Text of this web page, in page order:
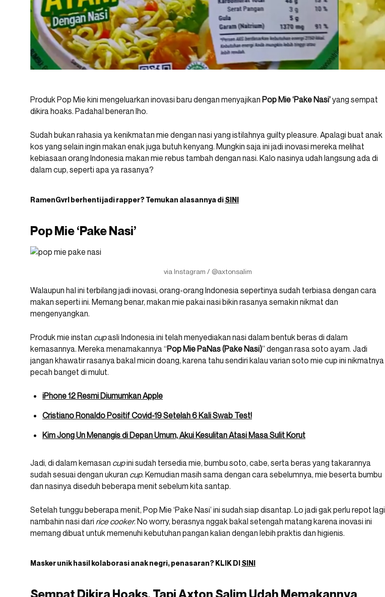
Produk Pop Mie kini mengeluarkan inovasi baru dengan menyajikan Pop Mie ‘Pake Nasi’yang sempat
dikira hoaks. Padahal beneran lho.
Sudah bukan rahasia ya kenikmatan mie dengan nasi yang istilahnya guilty pleasure. Apalagi buat anak
kos yang selain ingin makan enak juga butuh kenyang. Mungkin saja ini jadi inovasi mereka melihat
kebiasaan orang Indonesia makan mie rebus tambah dengan nasi. Kalo nasinya udah langsung ada di
dalam cup, seperti apa ya rasanya?
RamenGvrlberhenti jadi rapper? Temukan alasannya diSINI
Pop Mie ‘Pake Nasi’
via Instagram / @axtonsalim
Walaupun hal ini terbilang jadi inovasi, orang-orang Indonesia sepertinya sudah terbiasa dengan cara
makan seperti ini. Memang benar, makan mie pakai nasi bikin rasanya semakin nikmat dan
mengenyangkan.
Produk mie instan cupasli Indonesia ini telah menyediakan nasi dalam bentuk beras di dalam
kemasannya. Mereka menamakannya “Pop Mie PaNas (Pake Nasi)” dengan rasa soto ayam. Jadi
jangan khawatir rasanya bakal micin doang, karena tahu sendiri kalau varian soto mie cup ini nikmatnya
pecah banget di mulut.
iPhone 12 Resmi Diumumkan Apple
Cristiano Ronaldo Positif Covid-19 Setelah 6 Kali Swab Test!
Kim Jong Un Menangis di Depan Umum, Akui Kesulitan Atasi Masa Sulit Korut
Jadi, di dalam kemasan cupini sudah tersedia mie, bumbu soto, cabe, serta beras yang takarannya
sudah sesuai dengan ukuran cup. Kemudian masih sama dengan cara sebelumnya, mie beserta bumbu
dan nasinya diseduh beberapa menit sebelum kita santap.
Setelah tunggu beberapa menit, Pop Mie ‘Pake Nasi’ ini sudah siap disantap. Lo jadi gak perlu repot lagi
nambahin nasi dari rice cooker. No worry, berasnya nggak bakal setengah matang karena inovasi ini
memang dibuat untuk memenuhi kebutuhan pangan kalian dengan lebih praktis dan higienis.
Masker unik hasil kolaborasi anak negri, penasaran? KLIK DISINI